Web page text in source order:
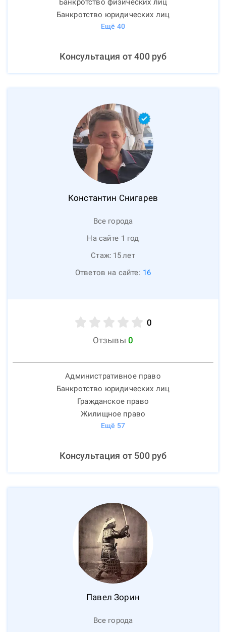
Банкротство физических лиц
Банкротство юридических лиц
Ещё 40
Консультация от400руб
Константин Снигарев
Все города
На сайте 1 год
Стаж: 15лет
Ответов на сайте: 16
0
Отзывы 0
Административное право
Банкротство юридических лиц
Гражданское право
Жилищное право
Ещё 57
Консультация от 500руб
Павел Зорин
Все города